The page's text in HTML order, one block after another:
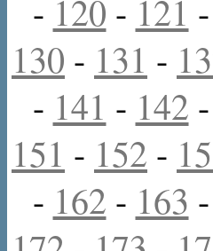
- 120 - 121 -
130 - 131 -
- 141 - 142 -
151 - 152 -
- 162 - 163 -